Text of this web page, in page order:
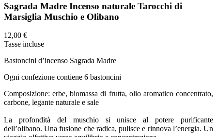
Sagrada Madre Incenso naturale Tarocchi di
Marsiglia Muschio e Olibano
12,00 €
Tasse incluse
Bastoncini d’incenso Sagrada Madre
Ogni confezione contiene 6 bastoncini
Composizione: erbe, biomassa di frutta, olio aromatico concentrato,
carbone, legante naturale e sale
La profondità del muschio si unisce al potere purificante
dell’olibano. Una fusione che radica, pulisce e rinnova l’energia. Un